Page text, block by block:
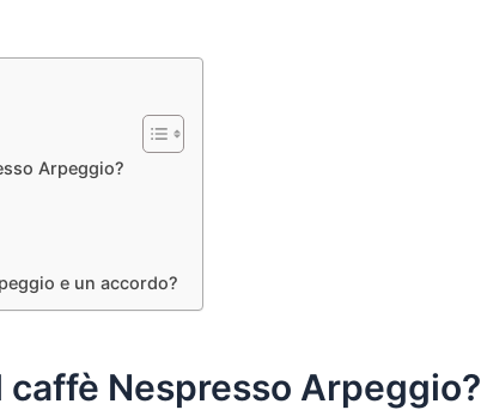
Arpeggio?
e un accordo?
caffè Nespresso Arpeggio?